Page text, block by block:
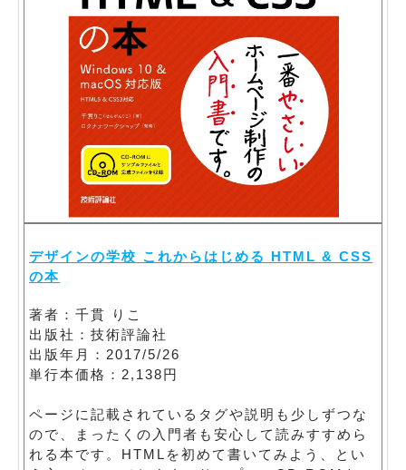
デザインの学校 これからはじめる HTML & CSS
の本
著者：千貫 りこ
出版社：技術評論社
出版年月：2017/5/26
単行本価格：2,138円
ページに記載されているタグや説明も少しずつな
ので、まったくの入門者も安心して読みすすめら
れる本です。HTMLを初めて書いてみよう、とい